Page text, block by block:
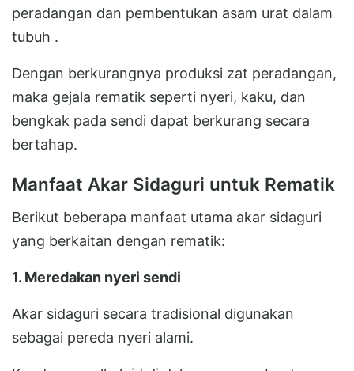
peradangan dan pembentukan asam urat dalam
tubuh .
Dengan berkurangnya produksi zat peradangan,
maka gejala rematik seperti nyeri, kaku, dan
bengkak pada sendi dapat berkurang secara
bertahap.
Manfaat Akar Sidaguri untuk Rematik
Berikut beberapa manfaat utama akar sidaguri
yang berkaitan dengan rematik:
1. Meredakan nyeri sendi
Akar sidaguri secara tradisional digunakan
sebagai pereda nyeri alami.